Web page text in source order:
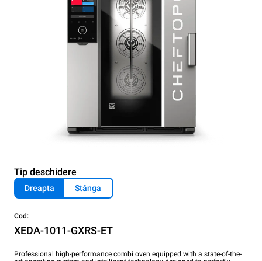
Tip deschidere
Dreapta Stânga
Cod:
XEDA-1011-GXRS-ET
Professional high-performance combi oven equipped with a state-of-the-